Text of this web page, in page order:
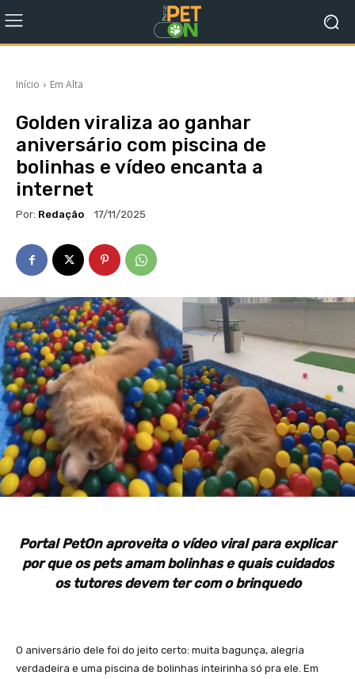
Início Em Alta
Golden viraliza ao ganhar
aniversário com piscina de
bolinhas e vídeo encanta a
internet
Por: Redação 17/11/2025
Portal PetOn aproveita o vídeo viral para explicar
por que os pets amam bolinhas e quais cuidados
os tutores devem ter com o brinquedo
O aniversário dele foi do jeito certo: muita bagunça, alegria
verdadeira e uma piscina de bolinhas inteirinha só pra ele. Em